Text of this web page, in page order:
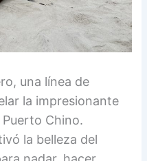
una línea de
la impresionante
Chino.
la belleza del